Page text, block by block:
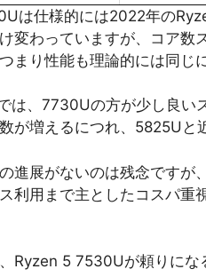
は仕様的には2022年の
変わっていますが、コア数
まり性能も理論的には同じ
は、7730Uの方が少し良い
が増えるにつれ、5825Uと
進展がないのは残念です
利用まで主としたコスパ重
Ryzen 5 7530Uが頼りにな